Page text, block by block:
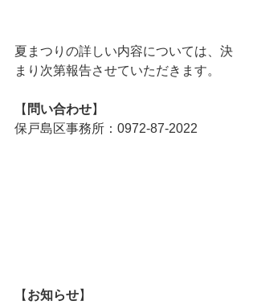
夏まつりの詳しい内容については、決
まり次第報告させていただきます。
【 問い合わせ】
保戸島区事務所：0972-87-2022
【 お知らせ】